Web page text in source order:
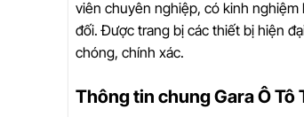
viên chuyên nghiệp, có kinh nghiệm
đối. Được trang bị các thiết bị hiện
chóng, chính xác.
Thông tin chung Gara Ô Tô